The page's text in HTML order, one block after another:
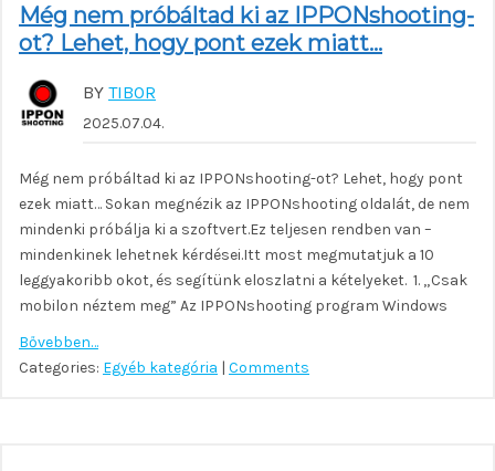
Még nem próbáltad ki az IPPONshooting-
ot? Lehet, hogy pont ezek miatt…
BY TIBOR
2025.07.04.
Még nem próbáltad ki az IPPONshooting-ot? Lehet, hogy pont
ezek miatt… Sokan megnézik az IPPONshooting oldalát, de nem
mindenki próbálja ki a szoftvert.Ez teljesen rendben van –
mindenkinek lehetnek kérdései.Itt most megmutatjuk a 10
leggyakoribb okot, és segítünk eloszlatni a kételyeket. 1. „Csak
mobilon néztem meg” Az IPPONshooting program Windows
Bővebben…
Categories: Egyéb kategória | Comments